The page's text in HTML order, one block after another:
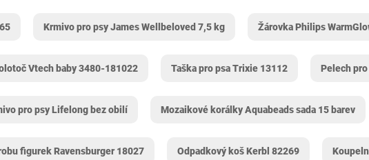
Krmivo pro psy James Wellbeloved 7,5 kg Žárovka Philips
Vtech baby 3480-181022 Taška pro psa Trixie 13112 Pelech
pro psy Lifelong bez obilí Mozaikové korálky Aquabeads sada 15 barev
figurek Ravensburger 18027 Odpadkový koš Kerbl 82269